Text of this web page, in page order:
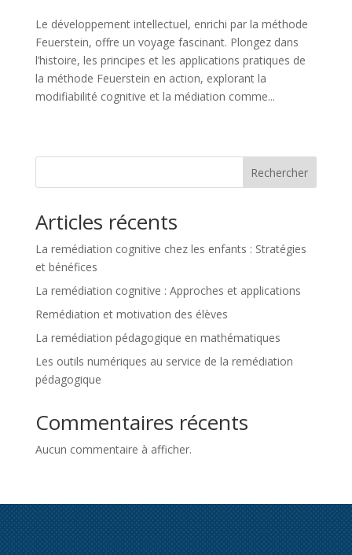
Le développement intellectuel, enrichi par la méthode
Feuerstein, offre un voyage fascinant. Plongez dans
l’histoire, les principes et les applications pratiques de
la méthode Feuerstein en action, explorant la
modifiabilité cognitive et la médiation comme...
Rechercher
Articles récents
La remédiation cognitive chez les enfants : Stratégies
et bénéfices
La remédiation cognitive : Approches et applications
Remédiation et motivation des élèves
La remédiation pédagogique en mathématiques
Les outils numériques au service de la remédiation
pédagogique
Commentaires récents
Aucun commentaire à afficher.